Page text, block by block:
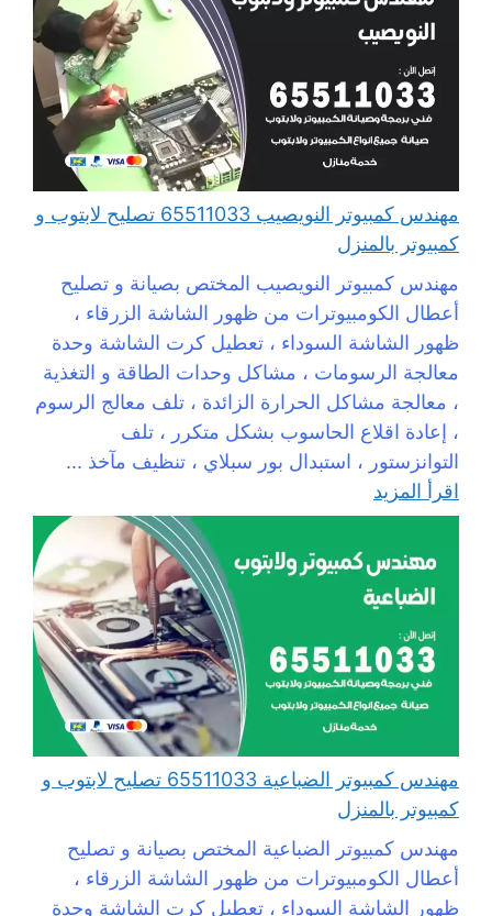
مهندس كمبيوتر النويصيب 65511033 تصليح لابتوب و
كمبيوتر بالمنزل
مهندس كمبيوتر النويصيب المختص بصيانة و تصليح
أعطال الكومبيوترات من ظهور الشاشة الزرقاء ،
ظهور الشاشة السوداء ، تعطيل كرت الشاشة وحدة
معالجة الرسومات ، مشاكل وحدات الطاقة و التغذية
، معالجة مشاكل الحرارة الزائدة ، تلف معالج الرسوم
، إعادة اقلاع الحاسوب بشكل متكرر ، تلف
التوانزستور ، استبدال بور سبلاي ، تنظيف مآخذ ...
اقرأ المزيد
مهندس كمبيوتر الضباعية 65511033 تصليح لابتوب و
كمبيوتر بالمنزل
مهندس كمبيوتر الضباعية المختص بصيانة و تصليح
أعطال الكومبيوترات من ظهور الشاشة الزرقاء ،
ظهور الشاشة السوداء ، تعطيل كرت الشاشة وحدة